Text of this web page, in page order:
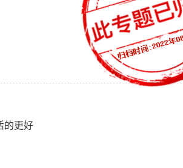
的更好